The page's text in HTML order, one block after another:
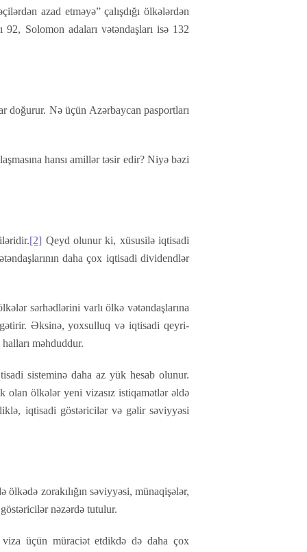
azad etməyə” çalışdığı ölkələrdən
Solomon adaları vətəndaşları isə 132
doğurur. Nə üçün Azərbaycan pasportları
hansı amillər təsir edir? Niyə bəzi
[2] Qeyd olunur ki, xüsusilə iqtisadi
daha çox iqtisadi dividendlər
sərhədlərini varlı ölkə vətəndaşlarına
Əksinə, yoxsulluq və iqtisadi qeyri-
məhduddur.
sisteminə daha az yük hesab olunur.
olan ölkələr yeni vizasız istiqamətlər əldə
iqtisadi göstəricilər və gəlir səviyyəsi
zorakılığın səviyyəsi, münaqişələr,
nəzərdə tutulur.
viza üçün müraciət etdikdə də daha çox